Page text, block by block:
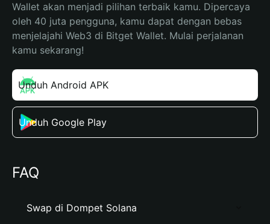
Wallet akan menjadi pilihan terbaik kamu. Dipercaya
oleh 40 juta pengguna, kamu dapat dengan bebas
menjelajahi Web3 di Bitget Wallet. Mulai perjalanan
kamu sekarang!
Unduh Android APK
Unduh Google Play
FAQ
Swap di Dompet Solana